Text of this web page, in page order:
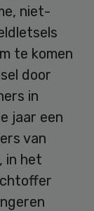
niet-
te komen
door
in
jaar een
van
in het